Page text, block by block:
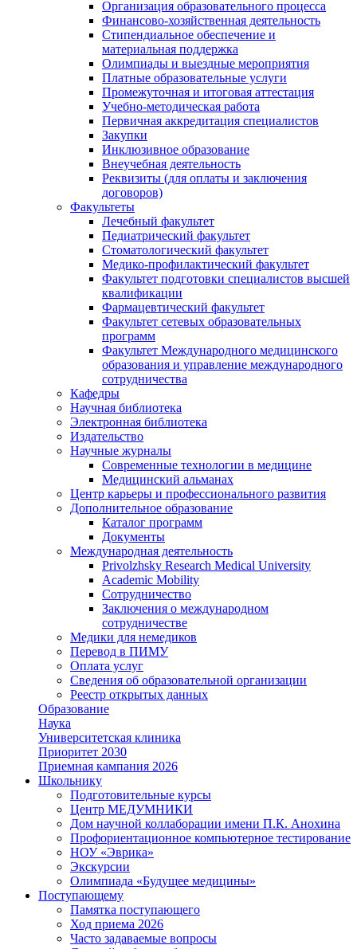
Организация образовательного процесса
Финансово-хозяйственная деятельность
Стипендиальное обеспечение и
материальная поддержка
Олимпиады и выездные мероприятия
Платные образовательные услуги
Промежуточная и итоговая аттестация
Учебно-методическая работа
Первичная аккредитация специалистов
Закупки
Инклюзивное образование
Внеучебная деятельность
Реквизиты (для оплаты и заключения
договоров)
Факультеты
Лечебный факультет
Педиатрический факультет
Стоматологический факультет
Медико-профилактический факультет
Факультет подготовки специалистов высшей
квалификации
Фармацевтический факультет
Факультет сетевых образовательных
программ
Факультет Международного медицинского
образования и управление международного
сотрудничества
Кафедры
Научная библиотека
Электронная библиотека
Издательство
Научные журналы
Современные технологии в медицине
Медицинский альманах
Центр карьеры и профессионального развития
Дополнительное образование
Каталог программ
Документы
Международная деятельность
Privolzhsky Research Medical University
Academic Mobility
Сотрудничество
Заключения о международном
сотрудничестве
Медики для немедиков
Перевод в ПИМУ
Оплата услуг
Сведения об образовательной организации
Реестр открытых данных
Образование
Наука
Университетская клиника
Приоритет 2030
Приемная кампания 2026
Школьнику
Подготовительные курсы
Центр МЕДУМНИКИ
Дом научной коллаборации имени П.К. Анохина
Профориентационное компьютерное тестирование
НОУ «Эврика»
Экскурсии
Олимпиада «Будущее медицины»
Поступающему
Памятка поступающего
Ход приема 2026
Часто задаваемые вопросы